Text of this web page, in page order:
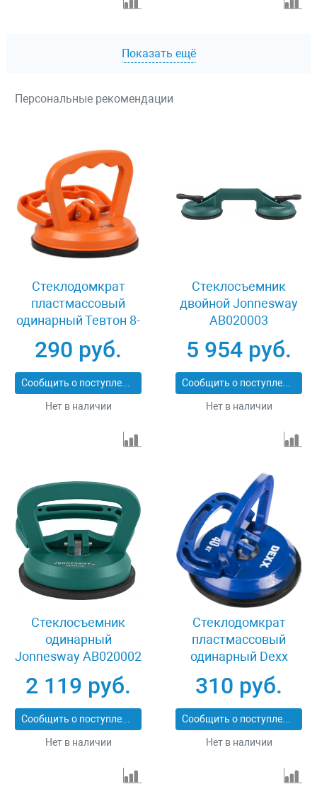
Показать ещё
Персональные рекомендации
Стеклодомкрат
пластмассовый
одинарный Тевтон 8-
290 руб.
Сообщить о поступлении
Нет в наличии
Стеклосъемник
двойной Jonnesway
AB020003
5 954 руб.
Сообщить о поступлении
Нет в наличии
Стеклосъемник
одинарный
Jonnesway AB020002
2 119 руб.
Сообщить о поступлении
Нет в наличии
Стеклодомкрат
пластмассовый
одинарный Dexx
310 руб.
Сообщить о поступлении
Нет в наличии